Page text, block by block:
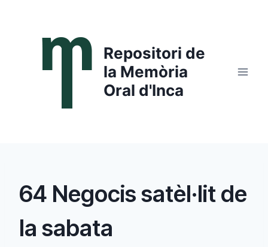
contenido
Repositori de
la Memòria
Oral d'Inca
64 Negocis satèl·lit de
la sabata